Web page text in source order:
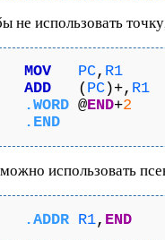
не использовать
MOV PC, R1
ADD
   (
PC)+, R1
.WORD @END+2
.END
использовать
.ADDR R1, END